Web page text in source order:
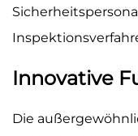
Innovative
Die